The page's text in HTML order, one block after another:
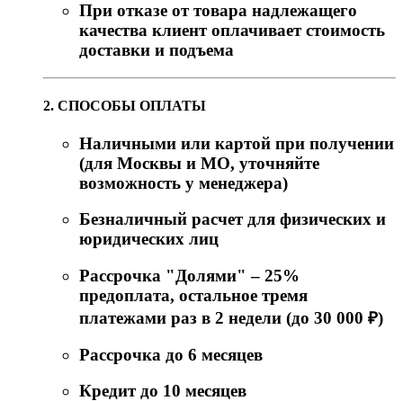
При отказе от товара надлежащего
качества клиент оплачивает стоимость
доставки и подъема
2. СПОСОБЫ ОПЛАТЫ
Наличными или картой при получении
(для Москвы и МО, уточняйте
возможность у менеджера)
Безналичный расчет для физических и
юридических лиц
Рассрочка "Долями" – 25%
предоплата, остальное тремя
платежами раз в 2 недели (до 30 000 ₽)
Рассрочка до 6 месяцев
Кредит до 10 месяцев